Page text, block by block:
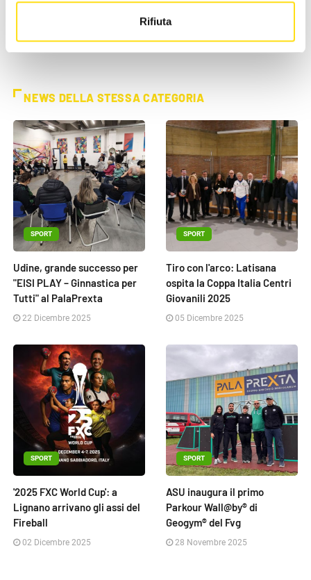
Rifiuta
NEWS DELLA STESSA CATEGORIA
SPORT
Udine, grande successo per
"EISI PLAY – Ginnastica per
Tutti" al PalaPrexta
22 Dicembre 2025
SPORT
Tiro con l'arco: Latisana
ospita la Coppa Italia Centri
Giovanili 2025
05 Dicembre 2025
SPORT
'2025 FXC World Cup': a
Lignano arrivano gli assi del
Fireball
02 Dicembre 2025
SPORT
ASU inaugura il primo
Parkour Wall@by® di
Geogym® del Fvg
28 Novembre 2025